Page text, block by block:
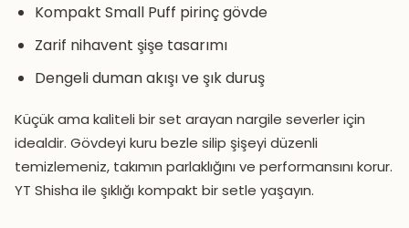
Kompakt Small Puff pirinç gövde
Zarif nihavent şişe tasarımı
Dengeli duman akışı ve şık duruş
Küçük ama kaliteli bir set arayan nargile severler için
idealdir. Gövdeyi kuru bezle silip şişeyi düzenli
temizlemeniz, takımın parlaklığını ve performansını korur.
YT Shisha ile şıklığı kompakt bir setle yaşayın.